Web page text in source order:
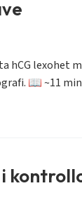
lexohet
📖 ~11